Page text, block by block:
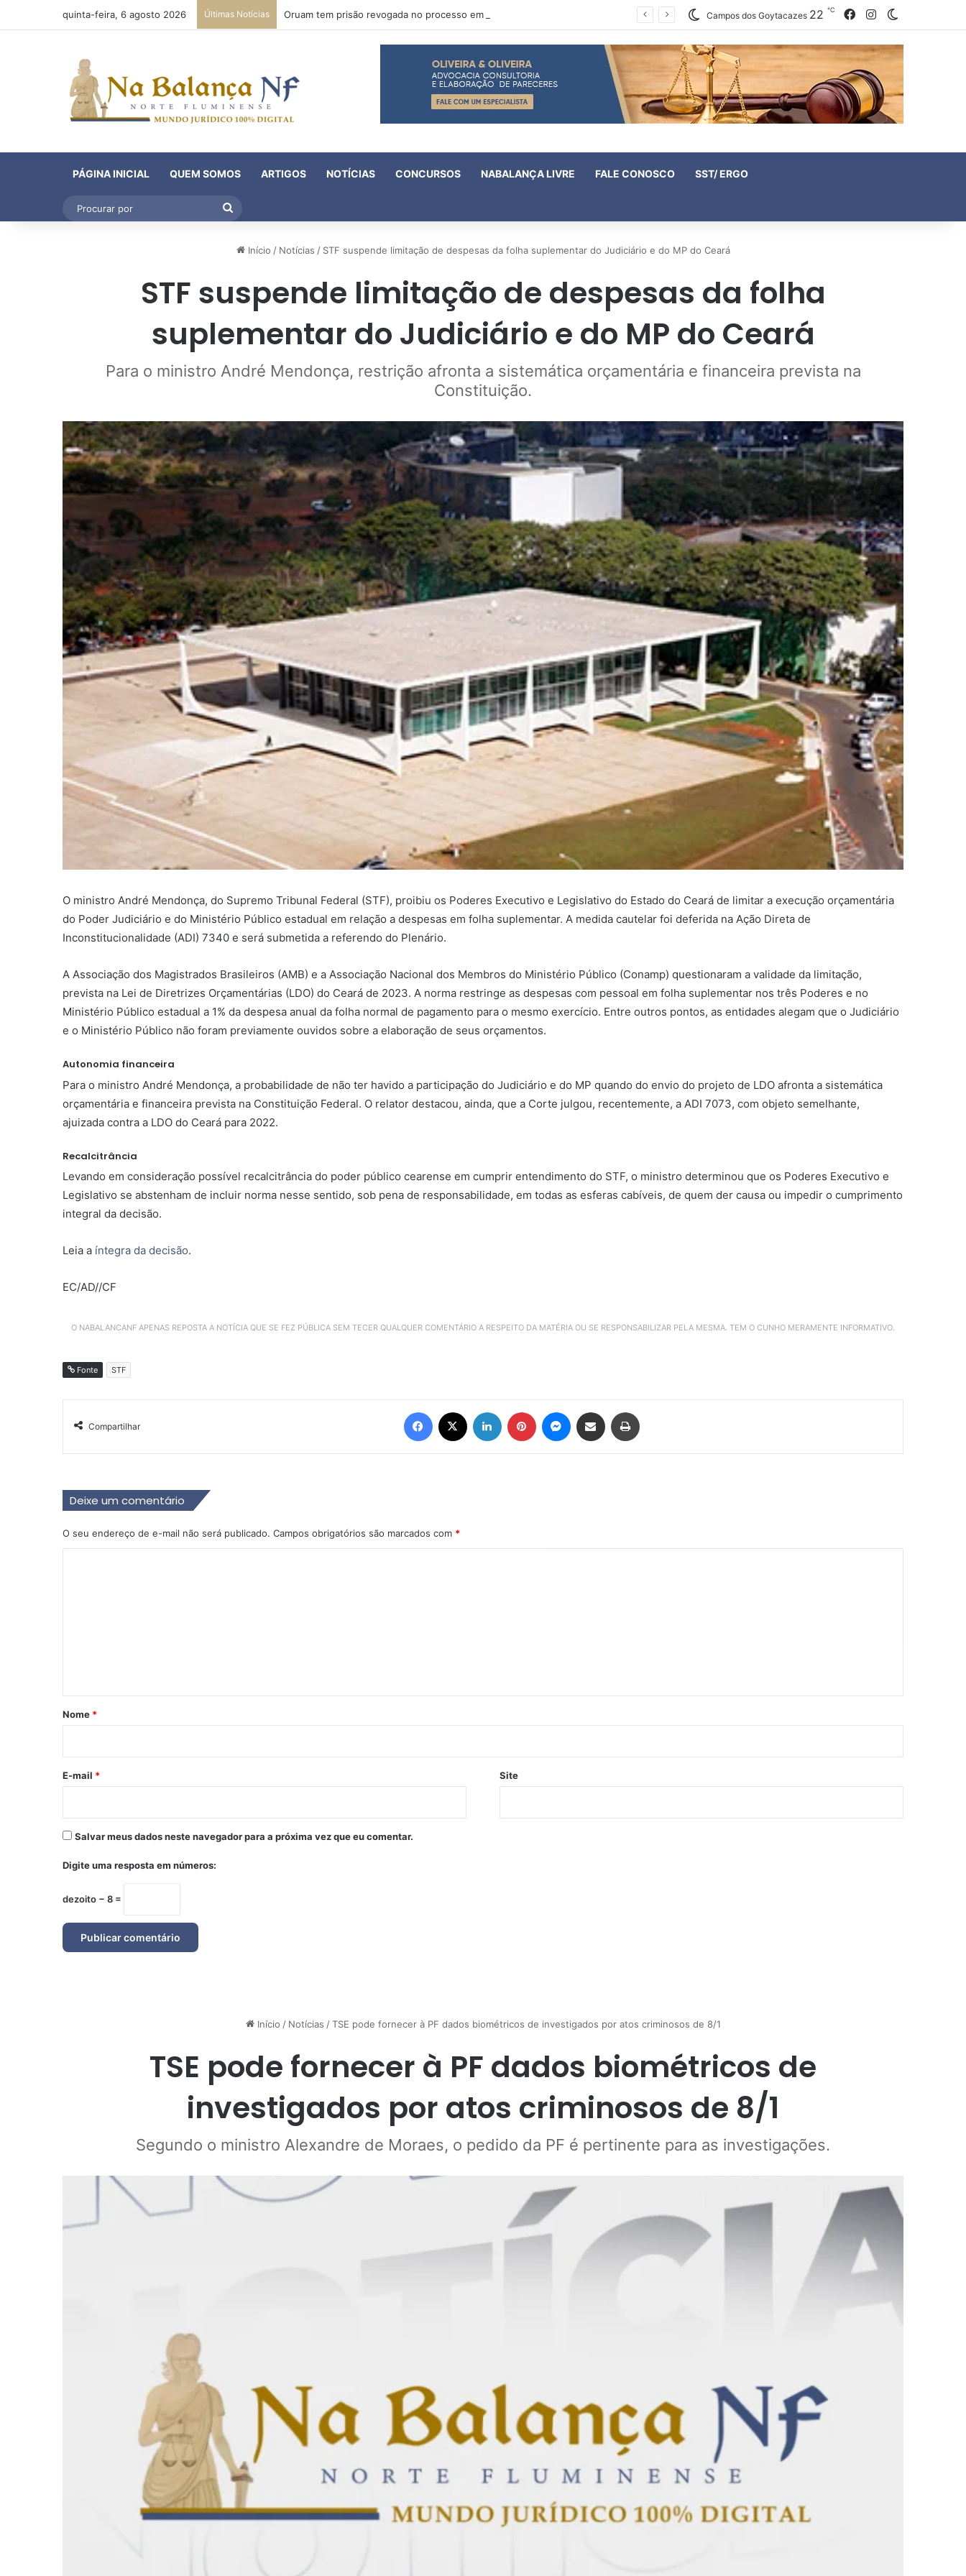
quinta-feira, 6 agosto 2026 Últimas Notícias Campos dos Goytacazes 22 ℃ FacebookInstagram
PÁGINA INICIAL QUEM SOMOS ARTIGOS NOTÍCIAS CONCURSOS NABALANÇA LIVRE FALE CONOSCO SST/ ERGO
Início / Notícias / STF suspende limitação de despesas da folha suplementar do Judiciário e do MP do Ceará
STF suspende limitação de despesas da folha
suplementar do Judiciário e do MP do Ceará
Para o ministro André Mendonça, restrição afronta a sistemática orçamentária e financeira prevista na
Constituição.
O ministro André Mendonça, do Supremo Tribunal Federal (STF), proibiu os Poderes Executivo e Legislativo do Estado do Ceará de limitar a execução orçamentária
do Poder Judiciário e do Ministério Público estadual em relação a despesas em folha suplementar. A medida cautelar foi deferida na Ação Direta de
Inconstitucionalidade (ADI) 7340 e será submetida a referendo do Plenário.
A Associação dos Magistrados Brasileiros (AMB) e a Associação Nacional dos Membros do Ministério Público (Conamp) questionaram a validade da limitação,
prevista na Lei de Diretrizes Orçamentárias (LDO) do Ceará de 2023. A norma restringe as despesas com pessoal em folha suplementar nos três Poderes e no
Ministério Público estadual a 1% da despesa anual da folha normal de pagamento para o mesmo exercício. Entre outros pontos, as entidades alegam que o Judiciário
e o Ministério Público não foram previamente ouvidos sobre a elaboração de seus orçamentos.
Autonomia financeira
Para o ministro André Mendonça, a probabilidade de não ter havido a participação do Judiciário e do MP quando do envio do projeto de LDO afronta a sistemática
orçamentária e financeira prevista na Constituição Federal. O relator destacou, ainda, que a Corte julgou, recentemente, a ADI 7073, com objeto semelhante,
ajuizada contra a LDO do Ceará para 2022.
Recalcitrância
Levando em consideração possível recalcitrância do poder público cearense em cumprir entendimento do STF, o ministro determinou que os Poderes Executivo e
Legislativo se abstenham de incluir norma nesse sentido, sob pena de responsabilidade, em todas as esferas cabíveis, de quem der causa ou impedir o cumprimento
integral da decisão.
Leia a íntegra da decisão.
EC/AD//CF
O NABALANCANF APENAS REPOSTA A NOTÍCIA QUE SE FEZ PÚBLICA SEM TECER QUALQUER COMENTÁRIO A RESPEITO DA MATÉRIA OU SE RESPONSABILIZAR PELA MESMA. TEM O CUNHO MERAMENTE INFORMATIVO.
Fonte STF
Compartilhar
Deixe um comentário
O seu endereço de e-mail não será publicado. Campos obrigatórios são marcados com *
r
*
Nome *
E-mail * Site
Salvar meus dados neste navegador para a próxima vez que eu comentar.
Digite uma resposta em números:
dezoito − 8 =